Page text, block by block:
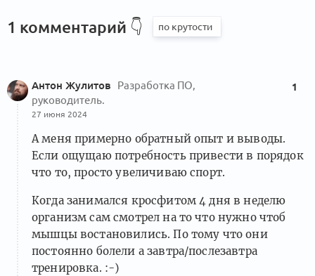
1 комментарий 👇
Антон Жулитов
Разработка ПО,
руководитель.
27 июня 2024
1
А меня примерно обратный опыт и выводы.
Если ощущаю потребность привести в порядок
что то, просто увеличиваю спорт.
Когда занимался кросфитом 4 дня в неделю
организм сам смотрел на то что нужно чтоб
мышцы востановились. По тому что они
постоянно болели а завтра/послезавтра
тренировка. :-)